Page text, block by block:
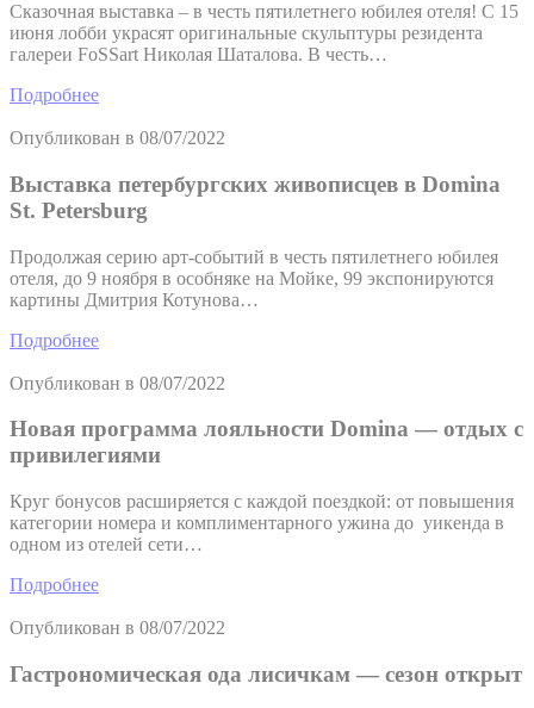
Сказочная выставка – в честь пятилетнего юбилея отеля! С 15
июня лобби украсят оригинальные скульптуры резидента
галереи FoSSart Николая Шаталова. В честь…
Подробнее
Опубликован в 08/07/2022
Выставка петербургских живописцев в Domina
St. Petersburg
Продолжая серию арт-событий в честь пятилетнего юбилея
отеля, до 9 ноября в особняке на Мойке, 99 экспонируются
картины Дмитрия Котунова…
Подробнее
Опубликован в 08/07/2022
Новая программа лояльности Domina — отдых с
привилегиями
Круг бонусов расширяется с каждой поездкой: от повышения
категории номера и комплиментарного ужина до уикенда в
одном из отелей сети…
Подробнее
Опубликован в 08/07/2022
Гастрономическая ода лисичкам — сезон открыт